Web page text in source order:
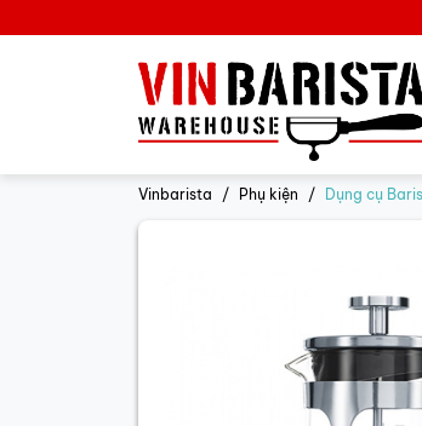
Vinbarista Phụ kiện Dụng cụ